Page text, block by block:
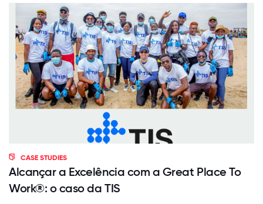
CASE STUDIES
Alcançar a Excelência com a Great Place To
Work®: o caso da TIS